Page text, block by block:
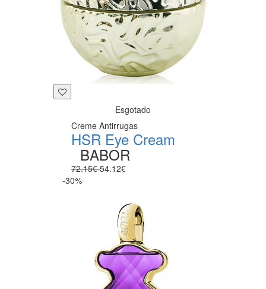
Esgotado
Creme Antirrugas
HSR Eye Cream
BABOR
72.15€54.12€
-30%